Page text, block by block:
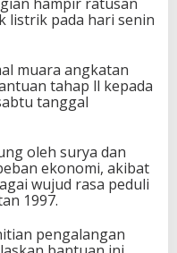
listrik pada hari senin
muara angkatan
tahap ll kepada
tanggal
oleh surya dan
ekonomi, akibat
wujud rasa peduli
1997.
pengalangan